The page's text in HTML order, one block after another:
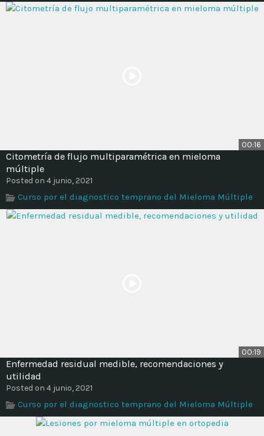
00:16
Citometría de flujo multiparamétrica en mieloma
múltiple
Posted on 4 junio, 2021
Curso por el diagnostico temprano del Mieloma Múltiple
00:19
Enfermedad residual medible, recomendaciones y
utilidad
Posted on 4 junio, 2021
Curso por el diagnostico temprano del Mieloma Múltiple